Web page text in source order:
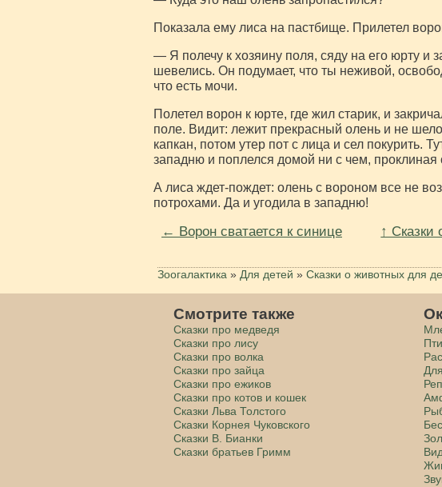
Показала ему лиса на пастбище. Прилетел
— Я полечу к хозяину поля, сяду на его юрту и
шевелись. Он подумает, что ты неживой,
что есть мочи.
Полетел ворон к юрте, где жил старик, и
поле. Видит: лежит прекрасный олень и не
капкан, потом утер пот с лица и сел покурить.
западню и поплелся домой ни с чем, проклиная
А лиса ждет-пождет: олень с вороном все не
потрохами. Да и угодила в западню!
← Ворон сватается к синице ↑ Сказки
Зоогалактика » Для детей » Сказки о животных для
Смотрите также
Сказки про медведя
Сказки про лису
Сказки про волка
Сказки про зайца
Сказки про ежиков
Сказки про котов и кошек
Сказки Льва Толстого
Сказки Корнея Чуковского
Сказки В. Бианки
Сказки братьев Гримм